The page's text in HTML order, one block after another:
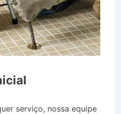
serviço, nossa equipe